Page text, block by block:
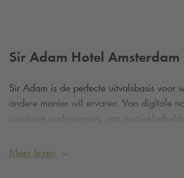
Sir Adam Hotel Amsterdam
Sir Adam is de perfecte uitvalsbasis voor
andere manier wil ervaren. Van digitale
creatieve ondernemers, van
eigenzinnigheid voelt zich hier meteen
Meer lezen